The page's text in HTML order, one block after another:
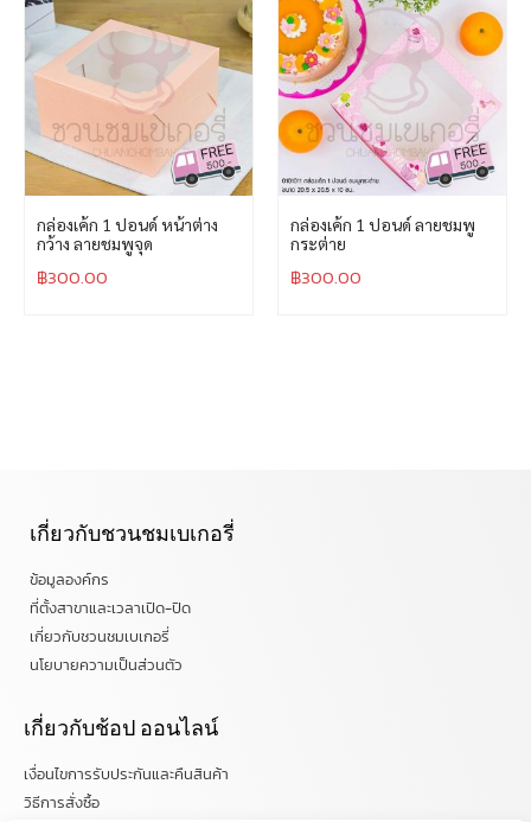
กล่องเค้ก 1 ปอนด์ หน้าต่าง
กว้าง ลายชมพูจุด
฿300.00
กล่องเค้ก 1 ปอนด์ ลายชมพู
กระต่าย
฿300.00
เกี่ยวกับชวนชมเบเกอรี่
ข้อมูลองค์กร
ที่ตั้งสาขาและเวลาเปิด-ปิด
เกี่ยวกับชวนชมเบเกอรี่
นโยบายความเป็นส่วนตัว
เกี่ยวกับช้อป ออนไลน์
เงื่อนไขการรับประกันและคืนสินค้า
วิธีการสั่งซื้อ